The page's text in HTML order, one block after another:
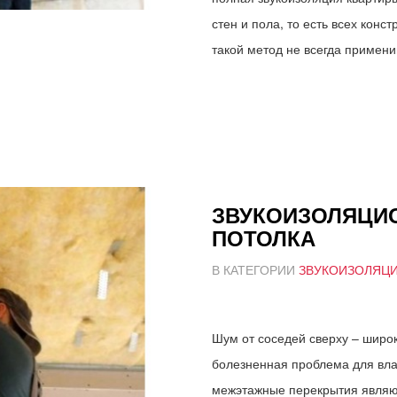
стен и пола, то есть всех
такой метод не всегда
ПОТОЛКА
В КАТЕГОРИИ
Шум от соседей сверху –
болезненная проблема для
межэтажные перекрытия